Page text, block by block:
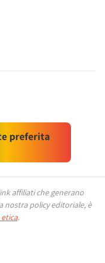
preferita
affiliati che generano
nostra policy editoriale, è
.